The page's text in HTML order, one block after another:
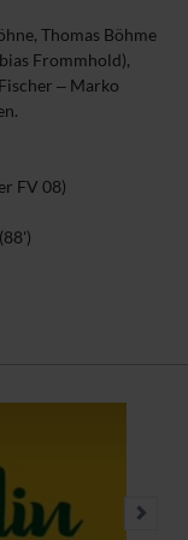
Thomas Böhme
Frommhold),
‒ Marko
FV 08)